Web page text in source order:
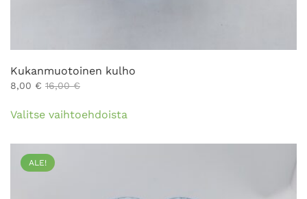
Kukanmuotoinen kulho
8,00 € 16,00€
Valitse vaihtoehdoistatuotteella
ALE!